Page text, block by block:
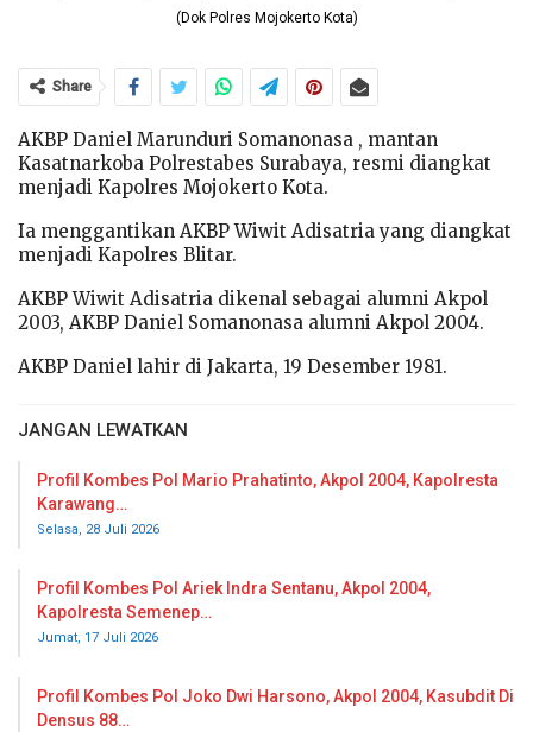
(Dok Polres Mojokerto Kota)
Share
AKBP Daniel Marunduri Somanonasa , mantan
Kasatnarkoba Polrestabes Surabaya, resmi diangkat
menjadi Kapolres Mojokerto Kota.
Ia menggantikan AKBP Wiwit Adisatria yang diangkat
menjadi Kapolres Blitar.
AKBP Wiwit Adisatria dikenal sebagai alumni Akpol
2003, AKBP Daniel Somanonasa alumni Akpol 2004.
AKBP Daniel lahir di Jakarta, 19 Desember 1981.
JANGAN LEWATKAN
Profil Kombes Pol Mario Prahatinto, Akpol 2004, Kapolresta
Karawang…
Selasa, 28 Juli 2026
Profil Kombes Pol Ariek Indra Sentanu, Akpol 2004,
Kapolresta Semenep…
Jumat, 17 Juli 2026
Profil Kombes Pol Joko Dwi Harsono, Akpol 2004, Kasubdit Di
Densus 88…